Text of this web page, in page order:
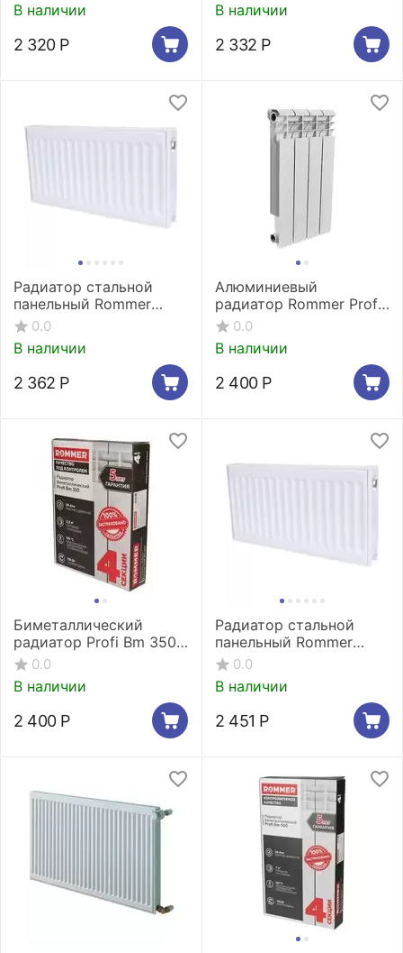
В наличии
2 320 Р
В наличии
2 332 Р
Радиатор стальной
панельный Rommer
Compact 11/300/600
боковое подключение
0.0
В наличии
2 362 Р
Алюминиевый
радиатор Rommer Profi
500 - 4 секции
0.0
В наличии
2 400 Р
Биметаллический
радиатор Profi Bm 350
(4 секции)
0.0
В наличии
2 400 Р
Радиатор стальной
панельный Rommer
Compact 11/400/500
боковое подключение
0.0
В наличии
2 451 Р